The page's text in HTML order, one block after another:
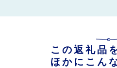
この返礼品
ほかにこん